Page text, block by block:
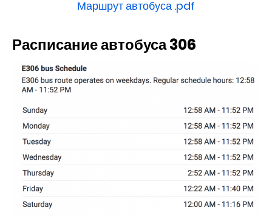
Маршрут автобуса .pdf
Расписание автобуса 306